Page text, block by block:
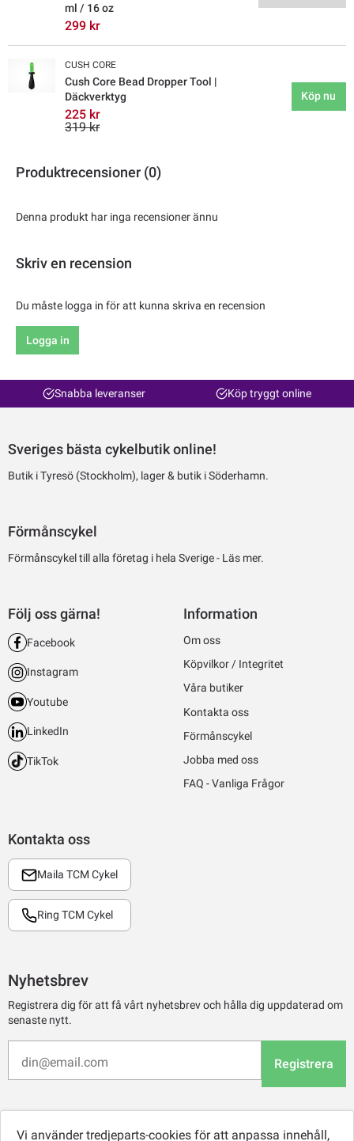
ml / 16 oz
299 kr
CUSH CORE
Cush Core Bead Dropper Tool |
Däckverktyg
225 kr
319 kr
Köp nu
Produktrecensioner (0)
Denna produkt har inga recensioner ännu
Skriv en recension
Du måste logga in för att kunna skriva en recension
Logga in
Snabba leveranser Köp tryggt online
Sveriges bästa cykelbutik online!
Butik i Tyresö (Stockholm), lager & butik i Söderhamn.
Förmånscykel
Förmånscykel till alla företag i hela Sverige - Läs mer.
Kontakta oss
Maila TCM Cykel
Ring TCM Cykel
Följ oss gärna!
Facebook
Instagram
Youtube
LinkedIn
TikTok
Information
Om oss
Köpvilkor / Integritet
Våra butiker
Kontakta oss
Förmånscykel
Jobba med oss
FAQ - Vanliga Frågor
Nyhetsbrev
Registrera dig för att få vårt nyhetsbrev och hålla dig uppdaterad om
senaste nytt.
Registrera
Vi använder tredjeparts-cookies för att anpassa innehåll,